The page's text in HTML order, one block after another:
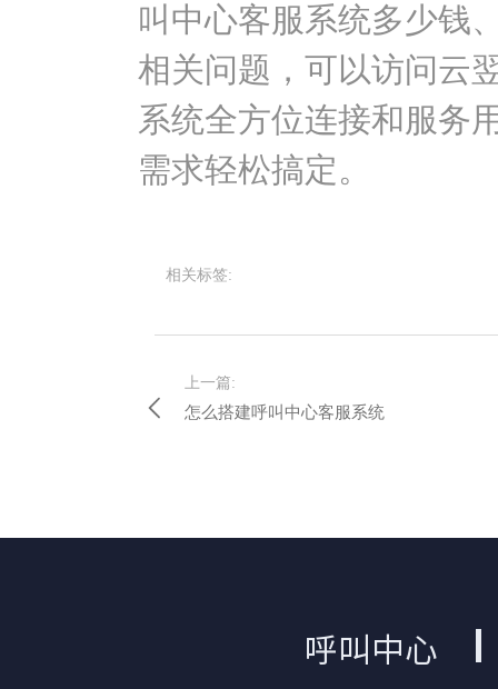
叫中心客服系统多少钱
相关问题，可以访问云
系统全方位连接和服务
需求轻松搞定。
相关标签:
上一篇:
怎么搭建呼叫中心客服系统
呼叫中心